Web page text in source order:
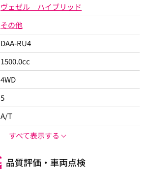
ヴェゼル ハイブリッド
その他
DAA-RU4
1500.0cc
4WD
5
A/T
すべて表示する
品質評価・車両点検